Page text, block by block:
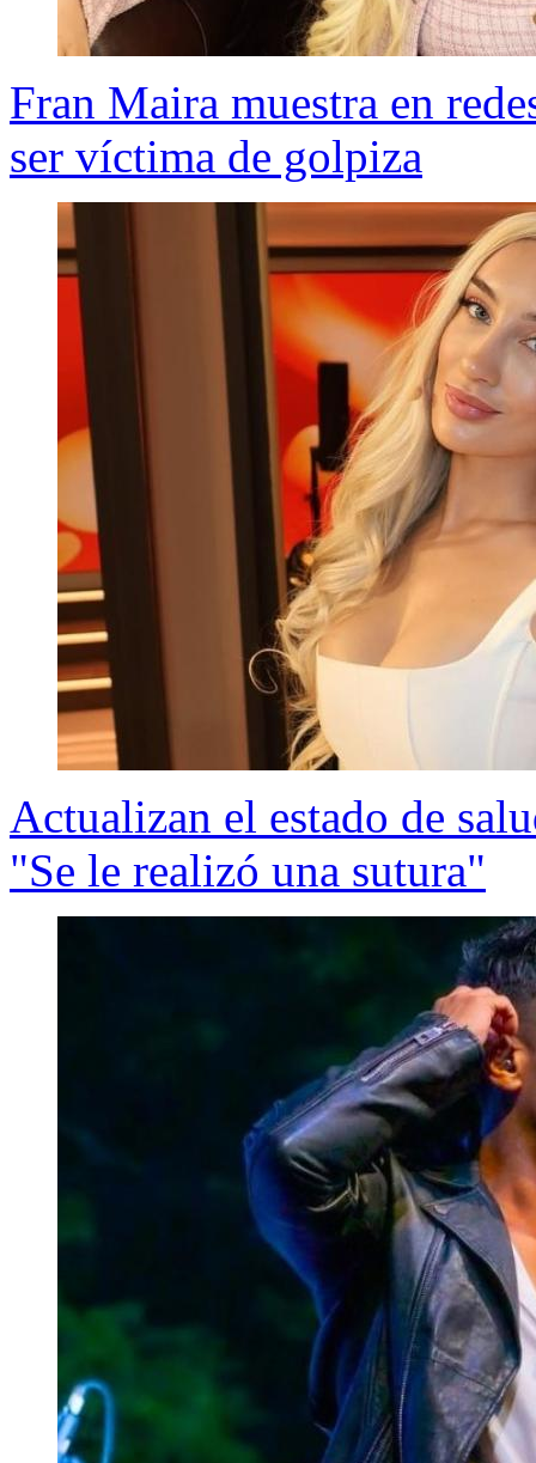
Fran Maira muestra en
ser víctima de golpiza
Actualizan el estado de
"Se le realizó una sutura"